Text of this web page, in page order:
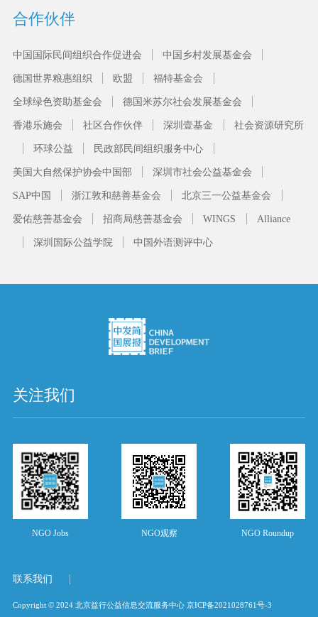
合作伙伴
中国国际民间组织合作促进会 中国乡村发展基金会
德国世界粮惠组织 欧盟 福特基金会
全球绿色资助基金会 德国米苏尔社会发展基金会
香港乐施会 社区合作伙伴 深圳壹基金 社会资源研究所
环球公益 民政部民间组织服务中心
美国大自然保护协会中国部 深圳市社会公益基金会
SAP中国 浙江敦和慈善基金会 北京三一公益基金会
爱佑慈善基金会 招商局慈善基金会 WINGS Alliance
深圳国际公益学院 中国外语测评中心
关注我们
NGO Jobs NGO观察 NGO Roundup
联系我们
Copyright © 2024 北京益行公益信息交流服务中心 京ICP备2021028761号-3